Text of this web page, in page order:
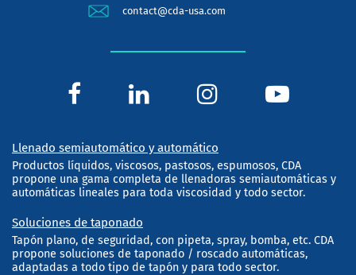
contact@cda-usa.com
Llenado semiautomático y automático
Productos líquidos, viscosos, pastosos, espumosos, CDA
propone una gama completa de llenadoras semiautomáticas y
automáticas lineales para toda viscosidad y todo sector.
Soluciones de taponado
Tapón plano, de seguridad, con pipeta, spray, bomba, etc. CDA
propone soluciones de taponado / roscado automáticas,
adaptadas a todo tipo de tapón y para todo sector.